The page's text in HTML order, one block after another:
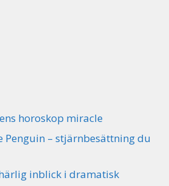
horoskop miracle
Penguin – stjärnbesättning du
inblick i dramatisk